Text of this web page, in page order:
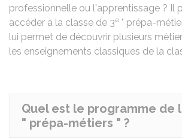
professionnelle ou l'apprentissage ? Il
accéder à la classe de 3e " prépa-
lui permet de découvrir plusieurs
les enseignements classiques de la
Quel est le programme de
" prépa-métiers " ?